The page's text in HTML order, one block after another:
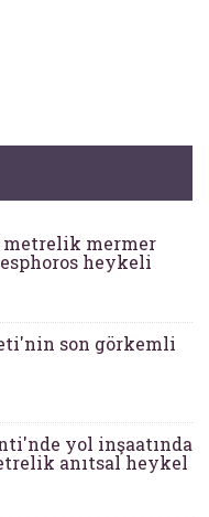
metrelik mermer
heykeli
son görkemli
yol inşaatında
anıtsal heykel